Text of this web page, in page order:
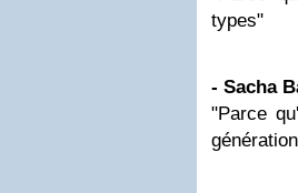
types"
- Sacha
"Parce